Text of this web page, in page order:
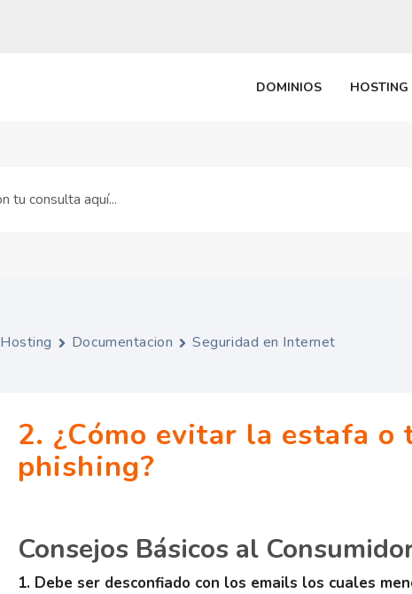
DOMINIOS HOSTING
Hosting Documentacion Seguridad en Internet
2. ¿Cómo evitar la estafa o
phishing?
Consejos Básicos al
1. Debe ser desconfiado con los emails los cuales